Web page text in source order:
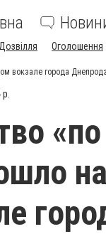
Дозвілля Оголошення
вокзале города
р.